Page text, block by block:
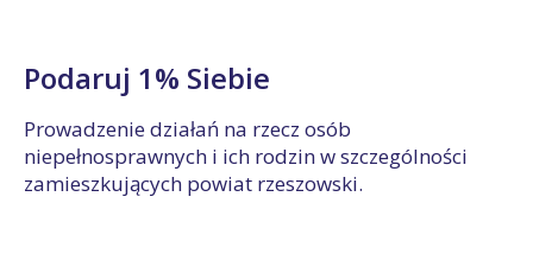
Podaruj 1% Siebie
Prowadzenie działań na rzecz osób
niepełnosprawnych i ich rodzin w szczególności
zamieszkujących powiat rzeszowski.